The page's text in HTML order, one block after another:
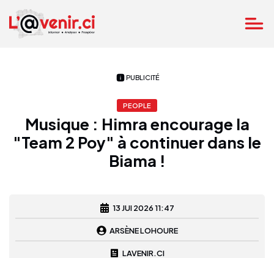
PUBLICITÉ
PEOPLE
Musique : Himra encourage la
"Team 2 Poy" à continuer dans le
Biama !
13 JUI 2026 11:47
ARSÈNE LOHOURE
LAVENIR.CI